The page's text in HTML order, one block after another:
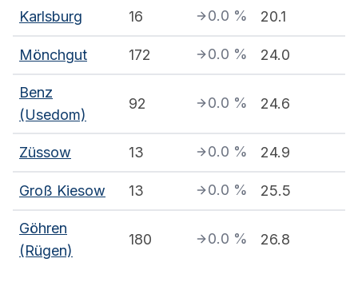
Karlsburg 16 0.0 % 20.1
Mönchgut 172 0.0 % 24.0
Benz
(Usedom)
92 0.0 % 24.6
Züssow 13 0.0 % 24.9
Groß Kiesow 13 0.0 % 25.5
Göhren
(Rügen)
180 0.0 % 26.8